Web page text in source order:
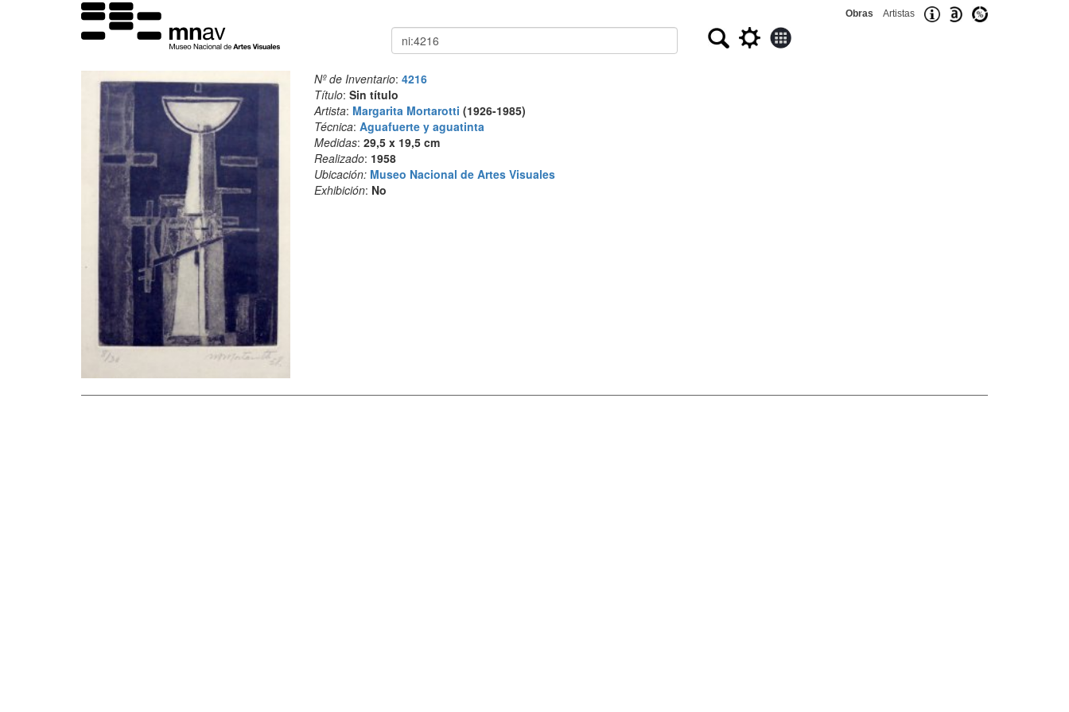
Obras Artistas
Buscar
Nº de Inventario: 4216
Título: Sin título
Artista: Margarita Mortarotti (1926-1985)
Técnica: Aguafuerte y aguatinta
Medidas: 29,5 x 19,5 cm
Realizado: 1958
Ubicación: Museo Nacional de Artes Visuales
Exhibición: No